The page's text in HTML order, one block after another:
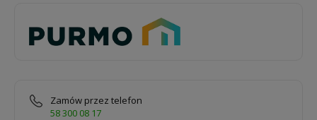
Zamów przez telefon
58 300 08 17